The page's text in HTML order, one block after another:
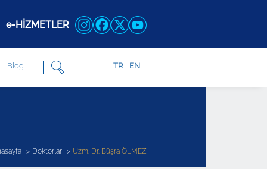
e-HİZMETLER
Blog TR EN
Doktorlar Uzm. Dr. Büşra ÖLMEZ